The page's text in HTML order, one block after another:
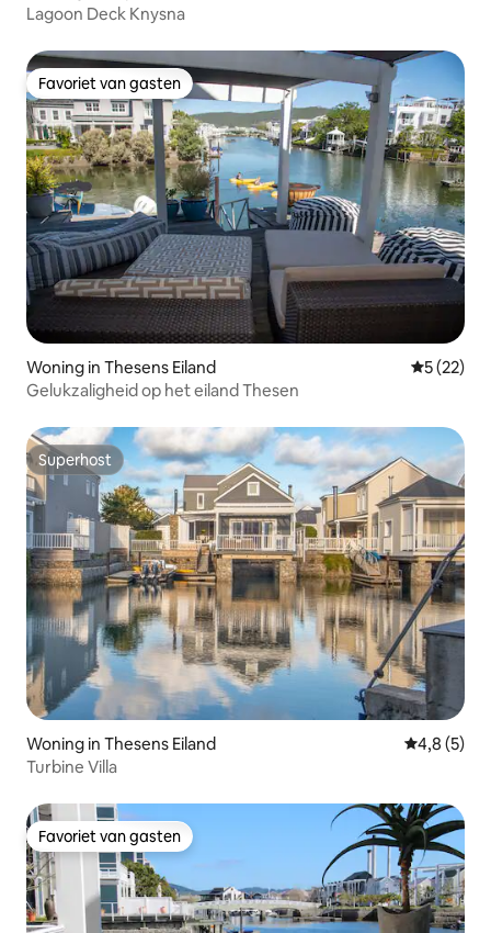
Lagoon Deck Knysna
Favoriet van gasten
Favoriet van gasten
Woning in Thesens Eiland
5 (22)
Gelukzaligheid op het eiland Thesen
Superhost
Superhost
Woning in Thesens Eiland
4,8 (5)
Turbine Villa
Favoriet van gasten
Favoriet van gasten